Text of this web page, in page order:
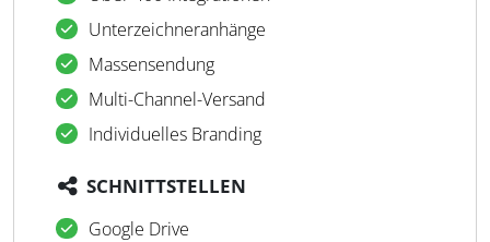
Unterzeichneranhänge
Massensendung
Multi-Channel-Versand
Individuelles Branding
SCHNITTSTELLEN
Google Drive